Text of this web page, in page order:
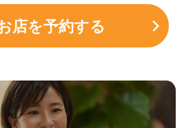
店を予約する